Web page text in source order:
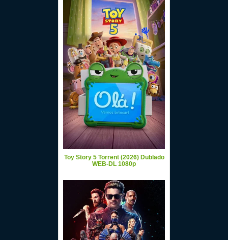
Toy Story 5 Torrent (2026) Dublado
WEB-DL 1080p